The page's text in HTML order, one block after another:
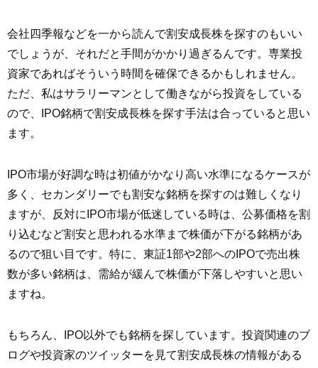
会社四季報などを一から読んで割安成長株を探すのもいい
でしょうが、それだと手間がかかり過ぎるんです。専業投
資家であればそういう時間を確保できるかもしれません。
ただ、私はサラリーマンとして働きながら投資をしている
ので、IPO銘柄で割安成長株を探す手法は合っていると思い
ます。
IPO市場が好調な時は初値がかなり高い水準になるケースが
多く、セカンダリーでも割安な銘柄を探すのは難しくなり
ますが、反対にIPO市場が低迷している時は、公募価格を割
り込むなど割安と思われる水準まで株価が下がる銘柄があ
るので狙い目です。特に、東証1部や2部へのIPOで売出株
数が多い銘柄は、需給が緩んで株価が下落しやすいと思い
ますね。
もちろん、IPO以外でも銘柄を探しています。投資関連のブ
ログや投資家のツイッターを見て割安成長株の情報がある